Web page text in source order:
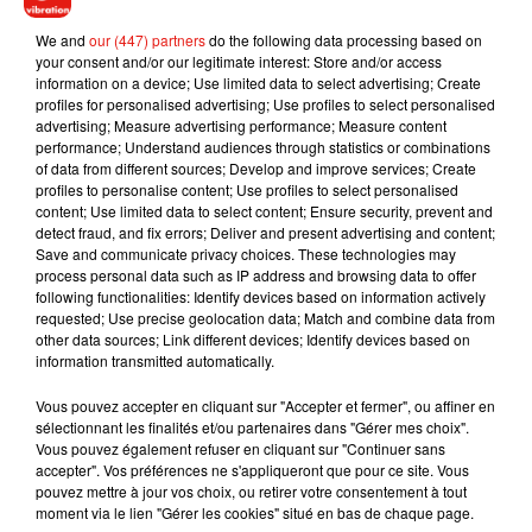
Musique
5 août 2026
Benny Blanco invite Selena Gomez et
Becky G sur son nouveau single
4 août 2026
Tiny Desk invite Charlie Puth pour une
live session solaire
We and our (447) partnersdo the following data processing based on
your consent and/or our legitimate interest: Store and/or access
information on a device; Use limited data to select advertising; Create
profiles for personalised advertising; Use profiles to select personalised
advertising; Measure advertising performance; Measure content
performance; Understand audiences through statistics or combinations
of data from different sources; Develop and improve services; Create
profiles to personalise content; Use profiles to select personalised
content; Use limited data to select content; Ensure security, prevent and
detect fraud, and fix errors; Deliver and present advertising and content;
Save and communicate privacy choices. These technologies may
process personal data such as IP address and browsing data to offer
following functionalities: Identify devices based on information actively
requested; Use precise geolocation data; Match and combine data from
other data sources; Link different devices; Identify devices based on
information transmitted automatically.
Vous pouvez accepter en cliquant sur "Accepter et fermer", ou affiner en
sélectionnant les finalités et/ou partenaires dans "Gérer mes choix".
Vous pouvez également refuser en cliquant sur "Continuer sans
accepter". Vos préférences ne s'appliqueront que pour ce site. Vous
pouvez mettre à jour vos choix, ou retirer votre consentement à tout
moment via le lien "Gérer les cookies" situé en bas de chaque page.